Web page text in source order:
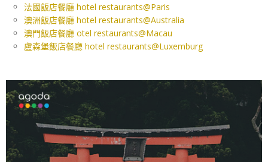
法國飯店餐廳 hotel restaurants@Paris
澳洲飯店餐廳 hotel restaurants@Australia
澳門飯店餐廳 otel restaurants@Macau
盧森堡飯店餐廳 hotel restaurants@Luxemburg